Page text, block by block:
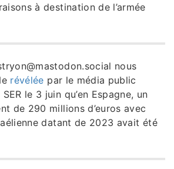
à destination de l’armée
nous
révélée par le média public
le 3 juin qu’en Espagne, un
de 290 millions d’euros avec
datant de 2023 avait été